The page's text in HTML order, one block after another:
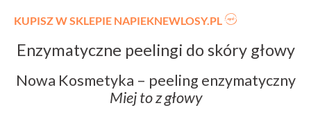
KUPISZ W SKLEPIE NAPIEKNEWLOSY.PL
Enzymatyczne peelingi do skóry głowy
Nowa Kosmetyka – peeling enzymatyczny
Miej to z głowy